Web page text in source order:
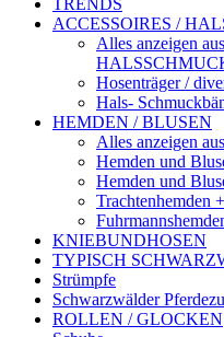
ACCESSOIRES /
Alles anzeigen
Hosenträger /
Hals-
HEMDEN / BLUSEN
Alles anzeigen
Hemden und
Hemden und
Trachtenhemden
KNIEBUNDHOSEN
TYPISCH
Strümpfe
Schwarzwälder
ROLLEN / GLOCKEN